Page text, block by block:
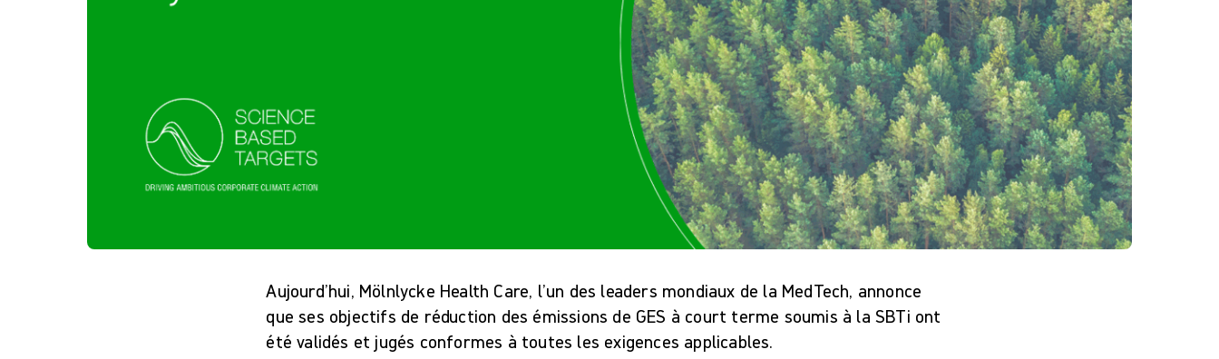
Aujourd’hui, Mölnlycke Health Care, l’un des leaders mondiaux de la MedTech, annonce
que ses objectifs de réduction des émissions de GES à court terme soumis à la SBTi ont
été validés et jugés conformes à toutes les exigences applicables.